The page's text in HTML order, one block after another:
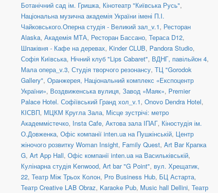
Ботанічний сад ім. Гришка, Кінотеатр "Київська Русь",
Національна музична академія України імені П.І.
Чайковського.Оперна студія - Великий зал_v.1, Ресторан
Alaska, Академія МТА, Ресторан Бассано, Тераса D12,
Шпаківня - Кафе на деревах, Kinder CLUB, Pandora Studio,
Софія Київська, Нічний клуб "Lips Cabaret", ВДНГ, павільйон 4,
Мала опера_v.3, Студія творчого резонансу, ТЦ "Gorodok
Gallery", Оранжерея, Національний комплекс «Експоцентр
України», Воздвиженська вулиця, Завод «Маяк», Premier
Palace Hotel. Софіївський Гранд хол_v.1, Onovo Dendra Hotel,
КІСВП, МЦКМ Кругла Зала, Місце зустрічі: метро
Академмістечко, Insta Cafe, Актова зала ІПАГ, Кіностудія ім.
О.Довженка, Офіс компанії inten.ua на Пушкінській, Центр
жіночого розвитку Woman Insight, Family Quest, Art Bar Крапка
G, Art App Hall, Офіс компанії inten.ua на Васильківській,
Кулінарна студія Kenwood, Art bar "G Point", вул. Хрещатик,
22, Театр Між Трьох Колон, Pro Business Hub, БЦ Астарта,
Театр Creative LAB Obraz, Karaoke Pub, Music hall Dellini, Театр